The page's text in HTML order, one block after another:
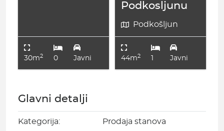
30m2 0 Javni
Podkosljunu
Podkošljun
44m2 1 Javni
Glavni detalji
Kategorija: Prodaja stanova